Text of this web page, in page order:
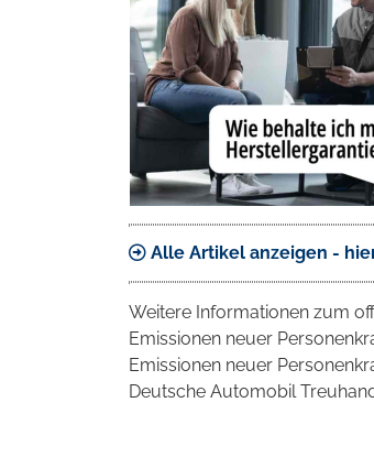
Alle Artikel anzeigen -
Weitere Informationen zum
Emissionen neuer
Emissionen neuer
Deutsche Automobil